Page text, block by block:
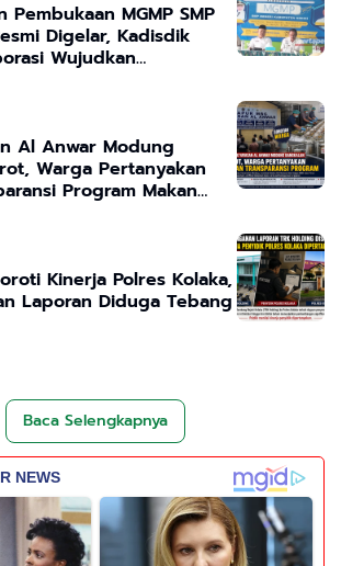
Pembukaan MGMP SMP
Digelar, Kadisdik
Wujudkan
Al Anwar Modung
Warga Pertanyakan
Program Makan
Kinerja Polres Kolaka,
Laporan Diduga Tebang
Baca Selengkapnya